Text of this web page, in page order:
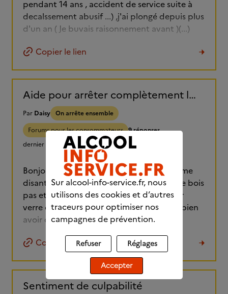
pendant 14 ans , accident de service suite à
decalssement abusif ...) ,j'ai plongé depuis plus
d'un an ( Je buvais raisonnement avant )(...)
Copier le lien
Aide pour arrêter complètement l'alcool.
Par Daisy On arrête ensemble
Forums pour les consommateurs 9 réponses
dernier message :le 03/08/2026 à 16:05
Bonjour, tous les matins je me réveille en me
disant j'en ai marre de l'alcool ce soir je ne bois
pas et arrivé à 18h je prends mon premier
verre et je temine la bouteille. J'aimerais bien
avoir des échanges pour m'aider à(...)
Copier le lien
Sentiment de culpabilité
Sur alcool-info-service.fr, nous
utilisons des cookies et d’autres
traceurs pour optimiser nos
campagnes de prévention.
Refuser Réglages
Accepter